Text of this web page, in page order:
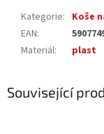
Kategorie: Koše
EAN:
Materiál: plast
Související